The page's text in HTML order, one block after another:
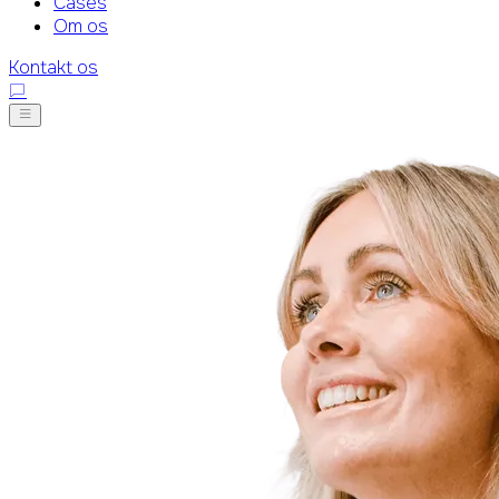
Om os
Kontakt os